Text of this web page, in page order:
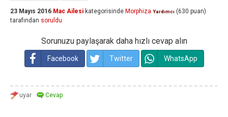
23 Mayıs 2016 Mac Ailesi kategorisinde Morphiza Yardımcı (630 puan)
tarafından soruldu
Sorunuzu paylaşarak daha hızlı cevap alın
Facebook Twitter WhatsApp